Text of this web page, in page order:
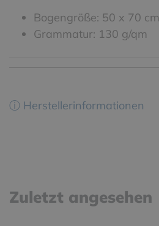
Bogengröße: 50 x 70 cm
Grammatur: 130 g/qm
ⓘ Herstellerinformationen
Zuletzt angesehen